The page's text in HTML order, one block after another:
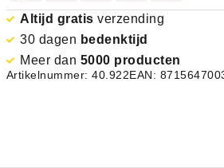
Altijd gratis verzending
30 dagen bedenktijd
Meer dan 5000 producten
Artikelnummer: 40.922EAN: